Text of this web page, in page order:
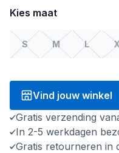
Kies maat
S M L
Vind jouw winkel
Gratis verzending
In 2-5 werkdagen
Gratis retourneren in